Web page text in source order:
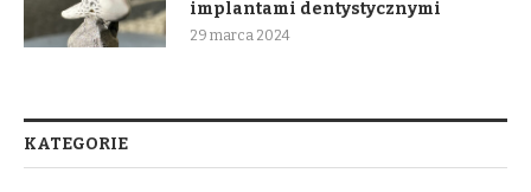
implantami dentystycznymi
29 marca 2024
KATEGORIE